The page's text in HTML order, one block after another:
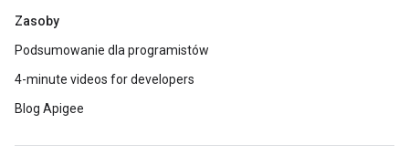
Zasoby
Podsumowanie dla programistów
4-minute videos for developers
Blog Apigee